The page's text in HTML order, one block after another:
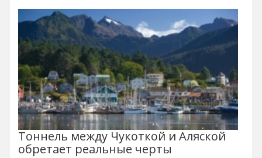
Тоннель между Чукоткой и Аляской
обретает реальные черты